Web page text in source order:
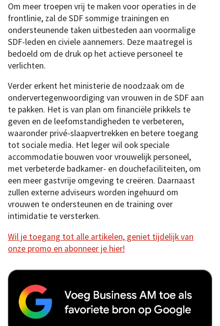
Om meer troepen vrij te maken voor operaties in de
frontlinie, zal de SDF sommige trainingen en
ondersteunende taken uitbesteden aan voormalige
SDF-leden en civiele aannemers. Deze maatregel is
bedoeld om de druk op het actieve personeel te
verlichten.
Verder erkent het ministerie de noodzaak om de
ondervertegenwoordiging van vrouwen in de SDF aan
te pakken. Het is van plan om financiële prikkels te
geven en de leefomstandigheden te verbeteren,
waaronder privé-slaapvertrekken en betere toegang
tot sociale media. Het leger wil ook speciale
accommodatie bouwen voor vrouwelijk personeel,
met verbeterde badkamer- en douchefaciliteiten, om
een meer gastvrije omgeving te creëren. Daarnaast
zullen externe adviseurs worden ingehuurd om
vrouwen te ondersteunen en de training over
intimidatie te versterken.
Wil je toegang tot alle artikelen, geniet tijdelijk van
onze promo en abonneer je hier!